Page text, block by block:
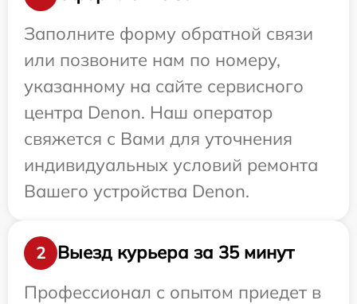
Заполните форму обратной связи
или позвоните нам по номеру,
указанному на сайте сервисного
центра Denon. Наш оператор
свяжется с Вами для уточнения
индивидуальных условий ремонта
Вашего устройства Denon.
2
Выезд курьера за 35 минут
Профессионал с опытом приедет в